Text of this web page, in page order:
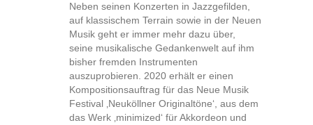
Neben seinen Konzerten in Jazzgefilden,
auf klassischem Terrain sowie in der Neuen
Musik geht er immer mehr dazu über,
seine musikalische Gedankenwelt auf ihm
bisher fremden Instrumenten
auszuprobieren. 2020 erhält er einen
Kompositionsauftrag für das Neue Musik
Festival ‚Neuköllner Originaltöne‘, aus dem
das Werk ‚minimized‘ für Akkordeon und